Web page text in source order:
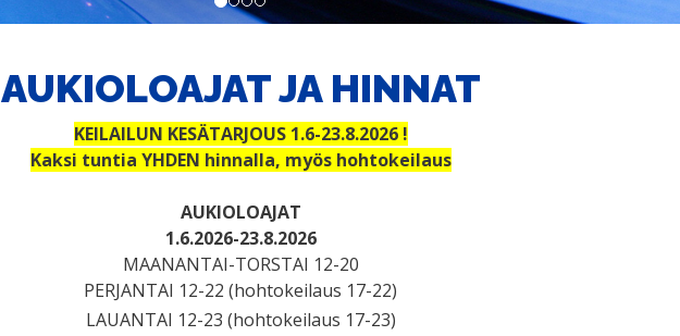
AUKIOLOAJAT JA HINNAT
KEILAILUN KESÄTARJOUS 1.6-23.8.2026 !
Kaksi tuntia YHDEN hinnalla, myös hohtokeilaus
AUKIOLOAJAT
1.6.2026-23.8.2026
MAANANTAI-TORSTAI 12-20
PERJANTAI 12-22 (hohtokeilaus 17-22)
LAUANTAI 12-23 (hohtokeilaus 17-23)